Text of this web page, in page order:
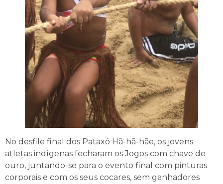
No desfile final dos Pataxó Hã-hã-hãe, os jovens
atletas indígenas fecharam os Jogos com chave de
ouro, juntando-se para o evento final com pinturas
corporais e com os seus cocares, sem ganhadores